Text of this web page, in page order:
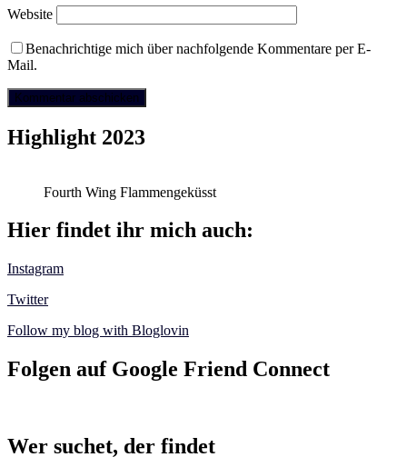
Website
Benachrichtige mich über nachfolgende Kommentare per E-
Mail.
Highlight 2023
Fourth Wing Flammengeküsst
Hier findet ihr mich auch:
Instagram
Twitter
Follow my blog with Bloglovin
Folgen auf Google Friend Connect
Wer suchet, der findet